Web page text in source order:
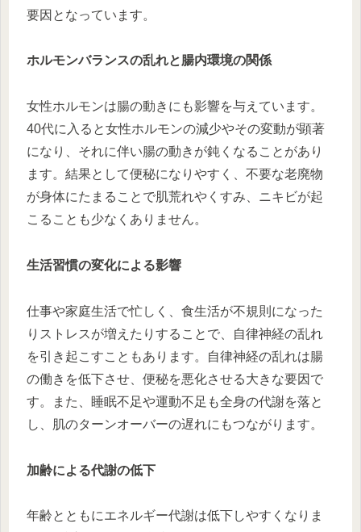
要因となっています。
ホルモンバランスの乱れと腸内環境の関係
女性ホルモンは腸の動きにも影響を与えています。
40代に入ると女性ホルモンの減少やその変動が顕著
になり、それに伴い腸の動きが鈍くなることがあり
ます。結果として便秘になりやすく、不要な老廃物
が身体にたまることで肌荒れやくすみ、ニキビが起
こることも少なくありません。
生活習慣の変化による影響
仕事や家庭生活で忙しく、食生活が不規則になった
りストレスが増えたりすることで、自律神経の乱れ
を引き起こすこともあります。自律神経の乱れは腸
の働きを低下させ、便秘を悪化させる大きな要因で
す。また、睡眠不足や運動不足も全身の代謝を落と
し、肌のターンオーバーの遅れにもつながります。
加齢による代謝の低下
年齢とともにエネルギー代謝は低下しやすくなりま